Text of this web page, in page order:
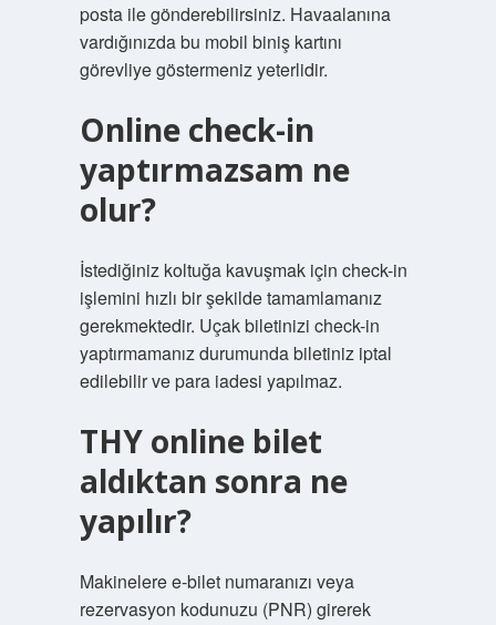
posta ile gönderebilirsiniz. Havaalanına
vardığınızda bu mobil biniş kartını
görevliye göstermeniz yeterlidir.
Online check-in
yaptırmazsam ne
olur?
İstediğiniz koltuğa kavuşmak için check-in
işlemini hızlı bir şekilde tamamlamanız
gerekmektedir. Uçak biletinizi check-in
yaptırmamanız durumunda biletiniz iptal
edilebilir ve para iadesi yapılmaz.
THY online bilet
aldıktan sonra ne
yapılır?
Makinelere e-bilet numaranızı veya
rezervasyon kodunuzu (PNR) girerek